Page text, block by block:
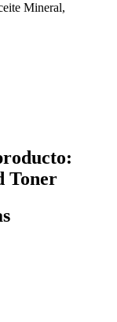
Mineral,
Toner